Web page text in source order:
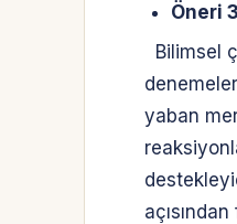
Öneri
Bilimsel
yaban